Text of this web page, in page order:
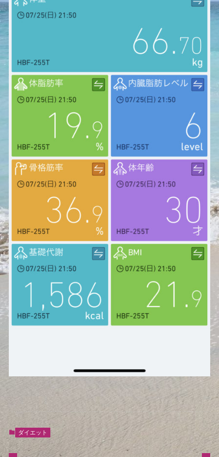
ダイエット